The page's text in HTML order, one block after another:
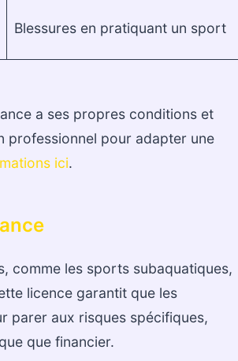
Blessures en pratiquant un sport
a ses propres conditions et
professionnel pour adapter une
ici.
comme les sports subaquatiques,
licence garantit que les
parer aux risques spécifiques,
que financier.